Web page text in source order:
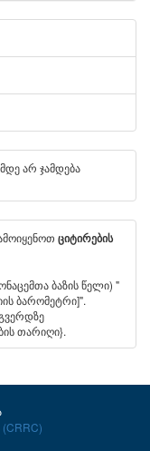
არ ჯამდება
ციტირების
ბაზის წელი) "
ბარომეტრი]".
თარიღი}.